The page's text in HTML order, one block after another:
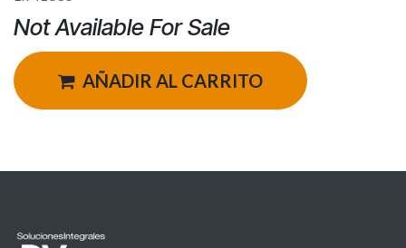
Not Available For Sale
AÑADIR AL CARRITO